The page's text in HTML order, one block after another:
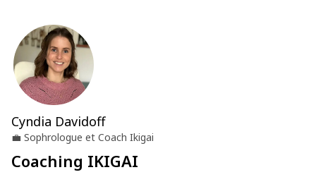
Cyndia Davidoff
💼 Sophrologue et Coach Ikigai
Coaching IKIGAI